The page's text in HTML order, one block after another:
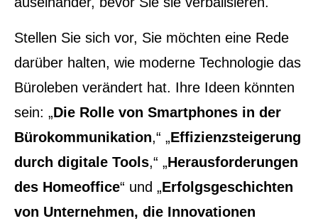
Stellen Sie sich vor, Sie möchten eine Rede
darüber halten, wie moderne Technologie das
Büroleben verändert hat. Ihre Ideen könnten
sein: „Die Rolle von Smartphones in der
Bürokommunikation,“ „Effizienzsteigerung
durch digitale Tools,“ „Herausforderungen
des Homeoffice“ und „Erfolgsgeschichten
von Unternehmen, die Innovationen